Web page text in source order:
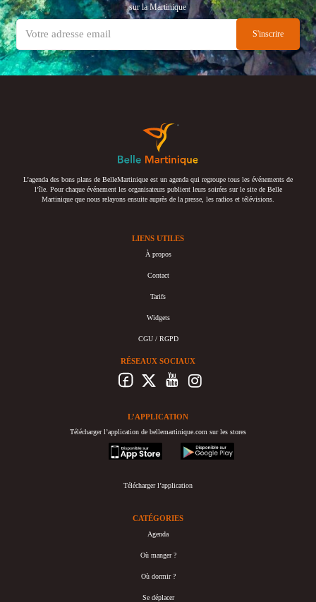
sur la Martinique
L’agenda des bons plans de BelleMartinique est un agenda qui regroupe tous les événements de
l’île. Pour chaque événement les organisateurs publient leurs soirées sur le site de Belle
Martinique que nous relayons ensuite auprès de la presse, les radios et télévisions.
LIENS UTILES
À propos
Contact
Tarifs
Widgets
CGU / RGPD
RÉSEAUX SOCIAUX
L’APPLICATION
Télécharger l’application de bellemartinique.com sur les stores
appstore
googleplay
Télécharger l’application
CATÉGORIES
Agenda
Où manger ?
Où dormir ?
Se déplacer